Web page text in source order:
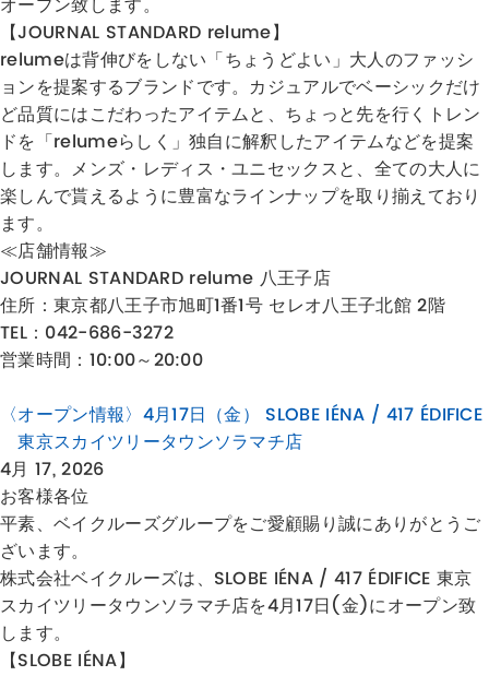
【JOURNAL STANDARD relume】
relumeは背伸びをしない「ちょうどよい」大人のファッシ
ョンを提案するブランドです。カジュアルでベーシックだけ
ど品質にはこだわったアイテムと、ちょっと先を行くトレン
ドを「relumeらしく」独自に解釈したアイテムなどを提案
します。メンズ・レディス・ユニセックスと、全ての大人に
楽しんで貰えるように豊富なラインナップを取り揃えており
ます。
≪店舗情報≫
JOURNAL STANDARD relume 八王子店
住所： 東京都八王子市旭町1番1号 セレオ八王子北館 2階
TEL：042-686-3272
営業時間：10:00～20:00
〈オープン情報〉4月17日（金） SLOBE IÉNA / 417 ÉDIFICE
東京スカイツリータウンソラマチ店
4月 17, 2026
お客様各位
平素、ベイクルーズグループをご愛顧賜り誠にありがとうご
ざいます。
株式会社ベイクルーズは、SLOBE IÉNA / 417 ÉDIFICE 東京
スカイツリータウンソラマチ店を4月17日(金)にオープン致
します。
【SLOBE IÉNA】